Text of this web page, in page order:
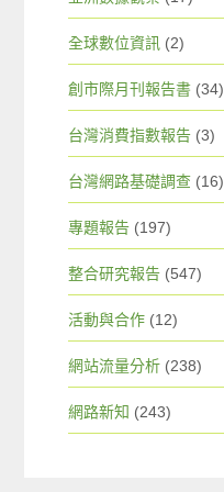
全球數位資訊 (2)
創市際月刊報告書 (34)
台灣消費指數報告 (3)
台灣網路基礎調查 (16)
專題報告 (197)
整合研究報告 (547)
活動與合作 (12)
網站流量分析 (238)
網路新知 (243)